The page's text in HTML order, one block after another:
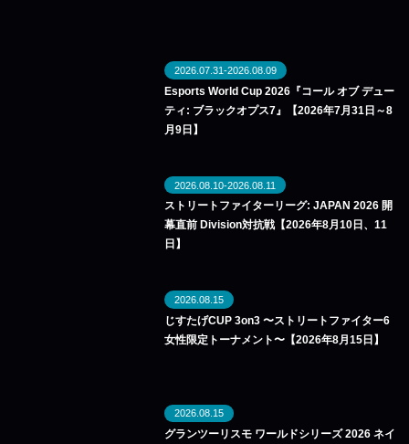
2026.07.31-2026.08.09
Esports World Cup 2026『コール オブ デュー
ティ: ブラックオプス7』【2026年7月31日～8
月9日】
2026.08.10-2026.08.11
ストリートファイターリーグ: JAPAN 2026 開
幕直前 Division対抗戦【2026年8月10日、11
日】
2026.08.15
じすたげCUP 3on3 〜ストリートファイター6
女性限定トーナメント〜【2026年8月15日】
2026.08.15
グランツーリスモ ワールドシリーズ 2026 ネイ